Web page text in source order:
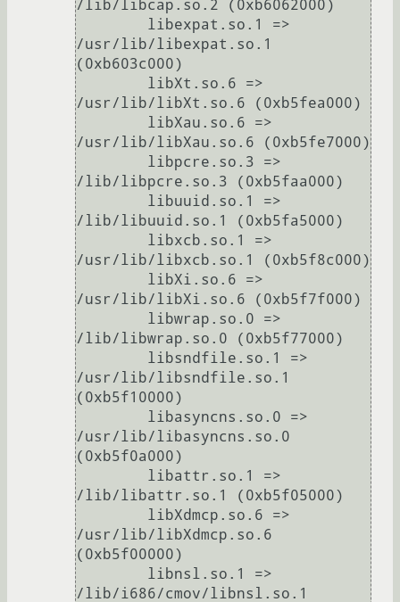
/lib/libcap.so.2 (0xb6062000)
/usr/lib/libexpat.so.1
(0xb603c000)
/usr/lib/libXt.so.6 (0xb5fea000)
/usr/lib/libXau.so.6 (0xb5fe7000)
/lib/libpcre.so.3 (0xb5faa000)
/lib/libuuid.so.1 (0xb5fa5000)
/usr/lib/libxcb.so.1 (0xb5f8c000)
/usr/lib/libXi.so.6 (0xb5f7f000)
/lib/libwrap.so.0 (0xb5f77000)
/usr/lib/libsndfile.so.1
(0xb5f10000)
/usr/lib/libasyncns.so.0
(0xb5f0a000)
/lib/libattr.so.1 (0xb5f05000)
/usr/lib/libXdmcp.so.6
(0xb5f00000)
/lib/i686/cmov/libnsl.so.1